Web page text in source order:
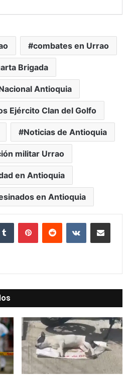
combates en Urrao
Brigada
Antioquia
Ejército Clan del Golfo
Noticias de Antioquia
militar Urrao
en Antioquia
en Antioquia
Tumblr PinterestReddit VKontakteCompartir vía Mail